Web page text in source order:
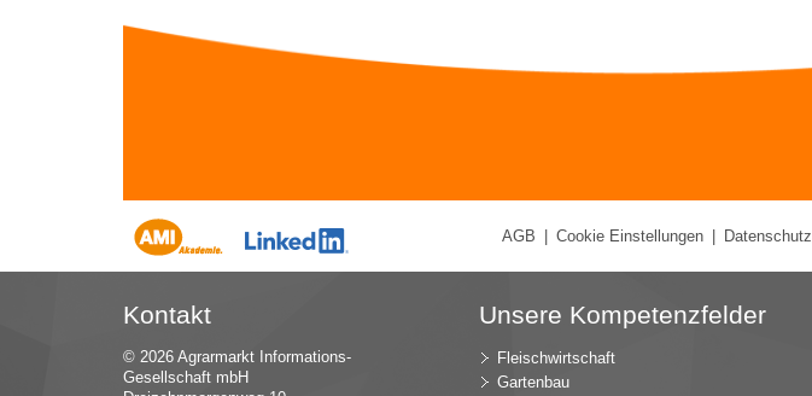
AGB Cookie Einstellungen Datenschutz
Kontakt
© 2026 Agrarmarkt Informations-
Gesellschaft mbH
Unsere Kompetenzfelder
Fleischwirtschaft
Gartenbau